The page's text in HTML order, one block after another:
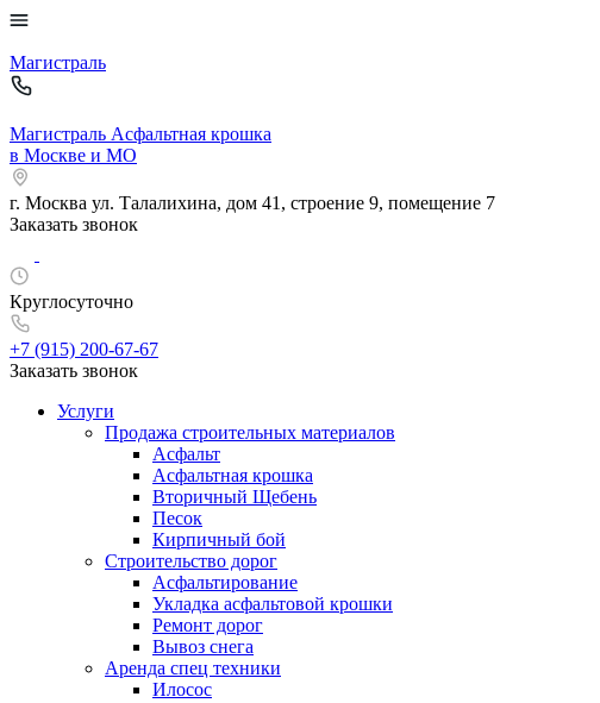
Магистраль
Магистраль Асфальтная крошка
в Москве и МО
г. Москва ул. Талалихина, дом 41, строение 9, помещение 7
Заказать звонок
Круглосуточно
+7 (915) 200-67-67
Заказать звонок
Услуги
Продажа строительных материалов
Асфальт
Асфальтная крошка
Вторичный Щебень
Песок
Кирпичный бой
Строительство дорог
Асфальтирование
Укладка асфальтовой крошки
Ремонт дорог
Вывоз снега
Аренда спец техники
Илосос